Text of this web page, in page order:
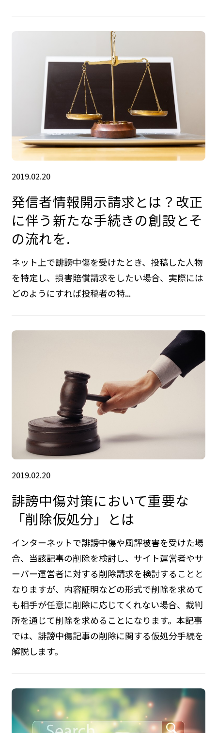
2019.02.20
発信者情報開示請求とは？改正
に伴う新たな手続きの創設とそ
の流れを.
ネット上で誹謗中傷を受けたとき、投稿した人物
を特定し、損害賠償請求をしたい場合、実際には
どのようにすれば投稿者の特...
2019.02.20
誹謗中傷対策において重要な
「削除仮処分」とは
インターネットで誹謗中傷や風評被害を受けた場
合、当該記事の削除を検討し、サイト運営者やサ
ーバー運営者に対する削除請求を検討することと
なりますが、内容証明などの形式で削除を求めて
も相手が任意に削除に応じてくれない場合、裁判
所を通じて削除を求めることになります。本記事
では、誹謗中傷記事の削除に関する仮処分手続を
解説します。